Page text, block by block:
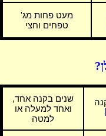
מעט פחות מג'
טפחים וחצי
שנים בקנה אחד,
ואחד למעלה או
למטה